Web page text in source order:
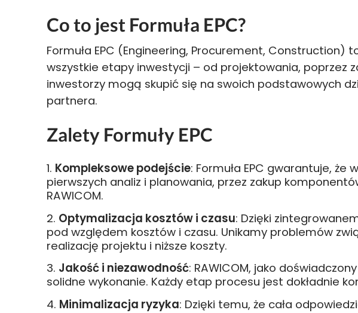
Co to jest Formuła EPC?
Formuła EPC (Engineering, Procurement,
wszystkie etapy inwestycji – od projektowania, poprzez
inwestorzy mogą skupić się na swoich podstawowych
partnera.
Zalety Formuły EPC
Kompleksowe podejście: Formuła EPC gwarantuje,
pierwszych analiz i planowania, przez zakup
RAWICOM.
Optymalizacja kosztów i czasu: Dzięki
pod względem kosztów i czasu. Unikamy problemów
realizację projektu i niższe koszty.
Jakość i niezawodność: RAWICOM, jako
solidne wykonanie. Każdy etap procesu jest dokładnie
Minimalizacja ryzyka: Dzięki temu, że cała